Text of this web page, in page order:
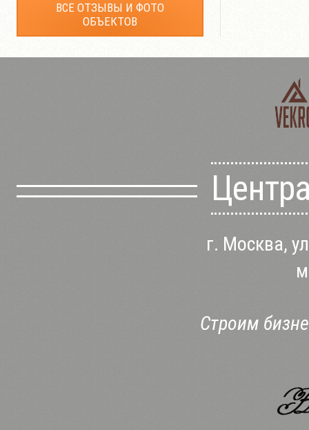
ВСЕ ОТЗЫВЫ И ФОТО
ОБЪЕКТОВ
г. Москва,
Строим